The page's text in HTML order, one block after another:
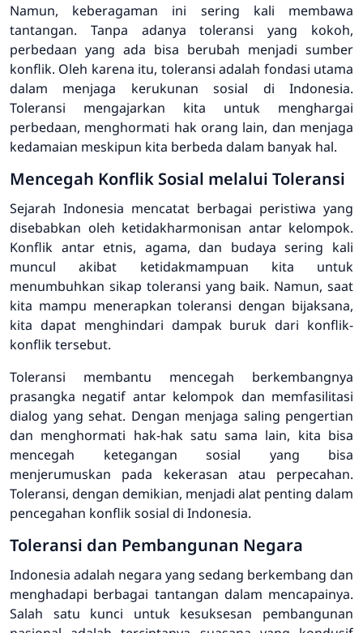
Namun, keberagaman ini sering kali membawa
tantangan. Tanpa adanya toleransi yang kokoh,
perbedaan yang ada bisa berubah menjadi sumber
konflik. Oleh karena itu, toleransi adalah fondasi utama
dalam menjaga kerukunan sosial di Indonesia.
Toleransi mengajarkan kita untuk menghargai
perbedaan, menghormati hak orang lain, dan menjaga
kedamaian meskipun kita berbeda dalam banyak hal.
Mencegah Konflik Sosial melalui Toleransi
Sejarah Indonesia mencatat berbagai peristiwa yang
disebabkan oleh ketidakharmonisan antar kelompok.
Konflik antar etnis, agama, dan budaya sering kali
muncul akibat ketidakmampuan kita untuk
menumbuhkan sikap toleransi yang baik. Namun, saat
kita mampu menerapkan toleransi dengan bijaksana,
kita dapat menghindari dampak buruk dari konflik-
konflik tersebut.
Toleransi membantu mencegah berkembangnya
prasangka negatif antar kelompok dan memfasilitasi
dialog yang sehat. Dengan menjaga saling pengertian
dan menghormati hak-hak satu sama lain, kita bisa
mencegah ketegangan sosial yang bisa
menjerumuskan pada kekerasan atau perpecahan.
Toleransi, dengan demikian, menjadi alat penting dalam
pencegahan konflik sosial di Indonesia.
Toleransi dan Pembangunan Negara
Indonesia adalah negara yang sedang berkembang dan
menghadapi berbagai tantangan dalam mencapainya.
Salah satu kunci untuk kesuksesan pembangunan